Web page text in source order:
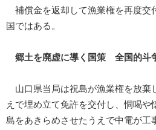
補償金を返却して漁業権を再度交
国ではある。
郷土を廃虚に導く国策 全国的斗
山口県当局は祝島が漁業権を放棄
えで埋め立て免許を交付し、恫喝や
島をあきらめさせたうえで中電が工